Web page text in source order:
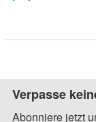
Verpasse
Abonniere jetzt